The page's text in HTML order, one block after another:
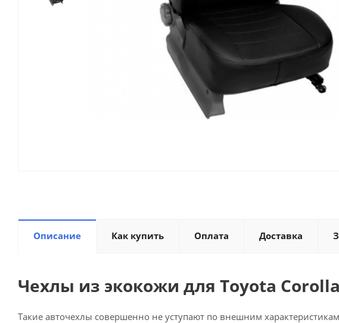
Описание Как купить Оплата Доставка
Чехлы из экокожи для Toyota Corolla
Такие авточехлы совершенно не уступают по внешним